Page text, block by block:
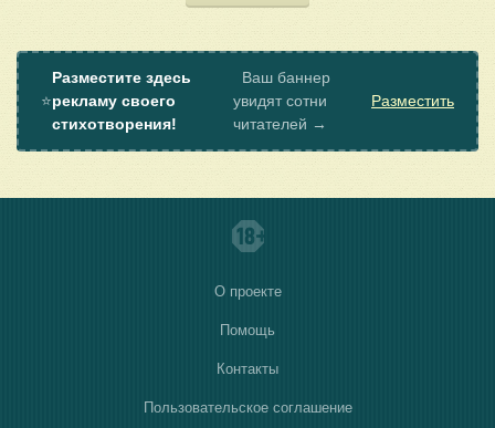
⭐
Разместите здесь
рекламу своего
стихотворения!
Ваш баннер
увидят сотни
читателей →
Разместить
О проекте
Помощь
Контакты
Пользовательское соглашение